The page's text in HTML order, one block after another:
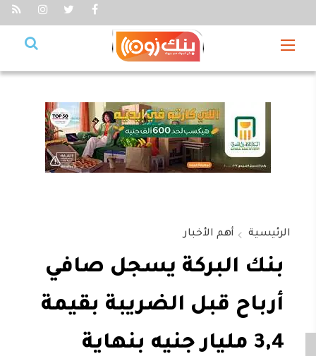
الرئيسية أهم الأخبار
بنك البركة يسجل صافي
أرباح قبل الضريبة بقيمة
3,4 مليار جنيه بنهاية